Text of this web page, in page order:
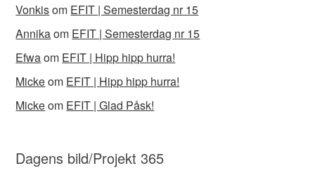
Vonkisom EFIT | Semesterdag nr 15
Annikaom EFIT | Semesterdag nr 15
Efwaom EFIT | Hipp hipp hurra!
Mickeom EFIT | Hipp hipp hurra!
Mickeom EFIT | Glad Påsk!
Dagens bild/Projekt 365